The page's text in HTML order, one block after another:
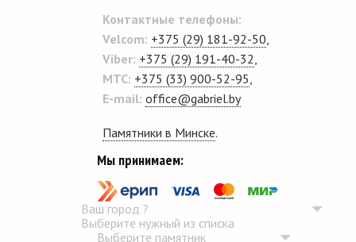
Контактные телефоны:
Velcom: +375 (29) 181-92-50
Viber: +375 (29) 191-40-32
MTC: +375 (33) 900-52-95
E-mail: office@gabriel.by
Памятники в Минске.
Мы принимаем:
Ваш город ?
Выберите нужный из списка
Выберите памятник